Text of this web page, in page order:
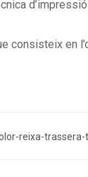
consisteix en
reixa-trassera-